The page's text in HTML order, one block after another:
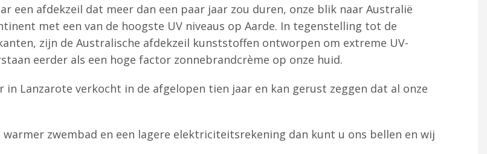
een afdekzeil dat meer dan een paar jaar zou duren, onze blik naar Australië
met een van de hoogste UV niveaus op Aarde. In tegenstelling tot de
zijn de Australische afdekzeil kunststoffen ontworpen om extreme UV-
eerder als een hoge factor zonnebrandcrème op onze huid.
Lanzarote verkocht in de afgelopen tien jaar en kan gerust zeggen dat al onze
zwembad en een lagere elektriciteitsrekening dan kunt u ons bellen en wij